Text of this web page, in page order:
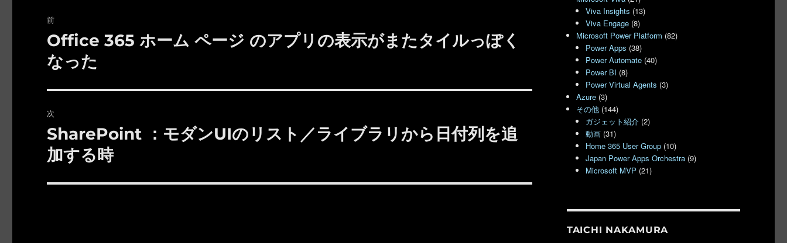
稿
ナ
ゲ
ー
シ
ョ
前
前
の
投
稿:
Office 365 ホーム ページ のアプリの表示がまたタイルっぽく
なった
次
次
の
投
稿:
SharePoint ：モダンUIのリスト／ライブラリから日付列を追
加する時
Viva Insights (13)
Viva Engage (8)
Microsoft Power Platform (82)
Power Apps (38)
Power Automate (40)
Power BI (8)
Power Virtual Agents (3)
Azure (3)
その他 (144)
ガジェット紹介 (2)
動画 (31)
Home 365 User Group (10)
Japan Power Apps Orchestra (9)
Microsoft MVP (21)
TAICHI NAKAMURA